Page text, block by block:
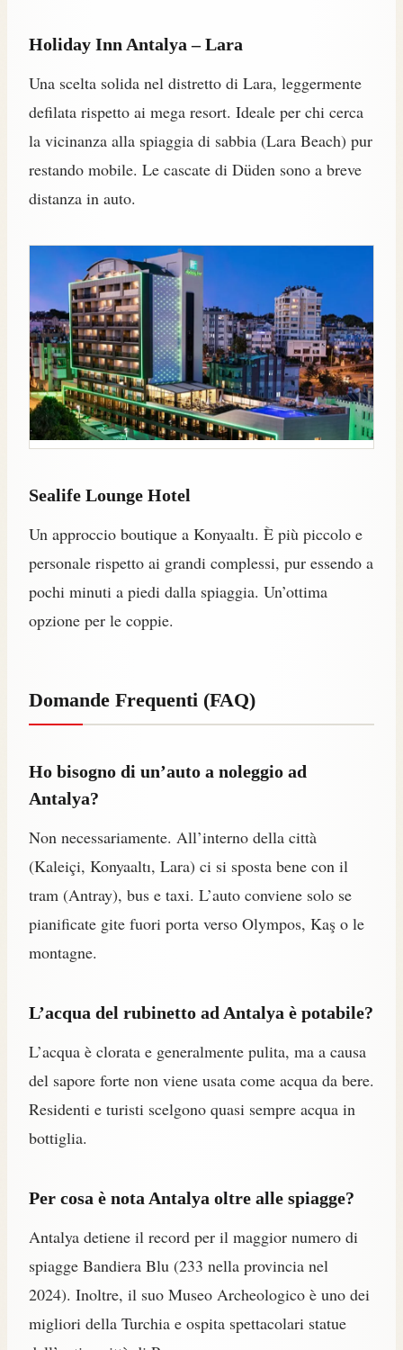
Holiday Inn Antalya – Lara
Una scelta solida nel distretto di Lara, leggermente
defilata rispetto ai mega resort. Ideale per chi cerca
la vicinanza alla spiaggia di sabbia (Lara Beach) pur
restando mobile. Le cascate di Düden sono a breve
distanza in auto.
Sealife Lounge Hotel
Un approccio boutique a Konyaaltı. È più piccolo e
personale rispetto ai grandi complessi, pur essendo a
pochi minuti a piedi dalla spiaggia. Un’ottima
opzione per le coppie.
Domande Frequenti (FAQ)
Ho bisogno di un’auto a noleggio ad
Antalya?
Non necessariamente. All’interno della città
(Kaleiçi, Konyaaltı, Lara) ci si sposta bene con il
tram (Antray), bus e taxi. L’auto conviene solo se
pianificate gite fuori porta verso Olympos, Kaş o le
montagne.
L’acqua del rubinetto ad Antalya è potabile?
L’acqua è clorata e generalmente pulita, ma a causa
del sapore forte non viene usata come acqua da bere.
Residenti e turisti scelgono quasi sempre acqua in
bottiglia.
Per cosa è nota Antalya oltre alle spiagge?
Antalya detiene il record per il maggior numero di
spiagge Bandiera Blu (233 nella provincia nel
2024). Inoltre, il suo Museo Archeologico è uno dei
migliori della Turchia e ospita spettacolari statue